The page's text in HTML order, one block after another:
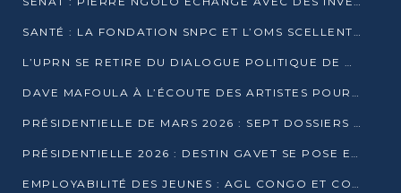
SANTÉ : LA FONDATION SNPC ET L’OMS SCELLENT UN PARTENARIAT STRATÉGIQUE DE TROIS ANS
L’UPRN SE RETIRE DU DIALOGUE POLITIQUE DE DJAMBALA : TENSIONS DANS LE PRÉ-ÉLECTORAL CONGOLAIS
DAVE MAFOULA À L’ÉCOUTE DES ARTISTES POUR REDÉFINIR SA POLITIQUE CULTURELLE
PRÉSIDENTIELLE DE MARS 2026 : SEPT DOSSIERS DE CANDIDATURE ENREGISTRÉS À LA CLÔTURE DES DÉPÔTS
PRÉSIDENTIELLE 2026 : DESTIN GAVET SE POSE EN CANDIDAT DU « RAS-LE-BOL »
EMPLOYABILITÉ DES JEUNES : AGL CONGO ET CONGO TERMINAL S’ALLIENT À UCAC-ICAM